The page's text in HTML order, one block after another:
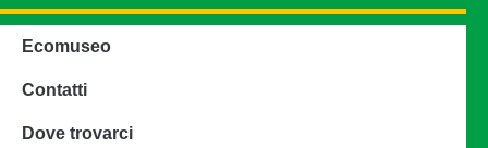
Ecomuseo
Contatti
Dove trovarci